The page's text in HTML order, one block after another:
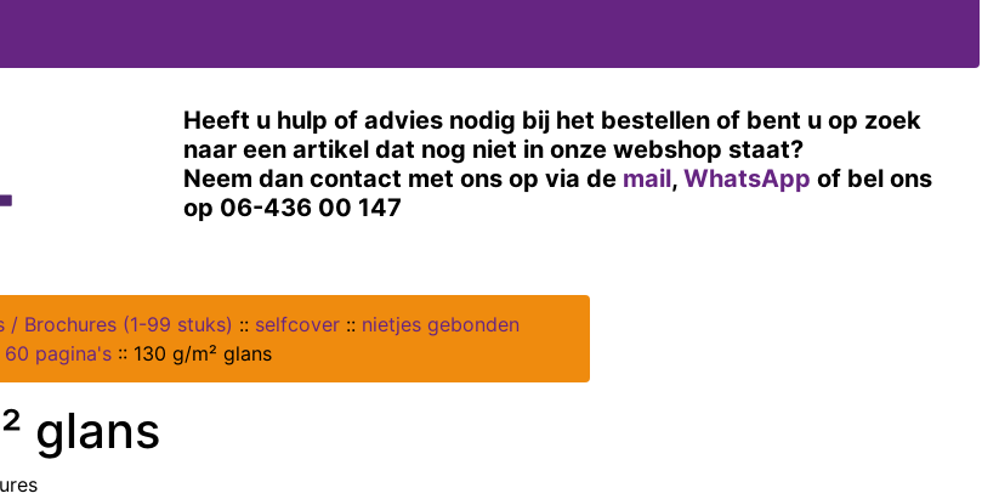
Heeft u hulp of advies nodig bij het bestellen of bent u op zoek
naar een artikel dat nog niet in onze webshop staat?
Neem dan contact met ons op via de mail, WhatsApp of bel ons
op 06-436 00 147
/ Brochures (1-99 stuks) :: selfcover :: nietjes gebonden
60 pagina's :: 130 g/m² glans
glans